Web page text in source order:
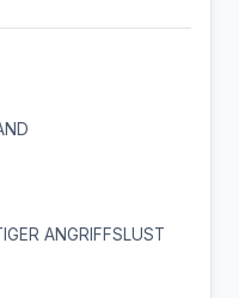
ANGRIFFSLUST